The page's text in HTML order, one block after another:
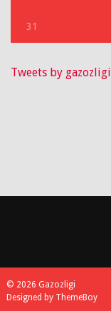
31
Tweets by gazozligi
© 2026 Gazozligi
Designed by ThemeBoy